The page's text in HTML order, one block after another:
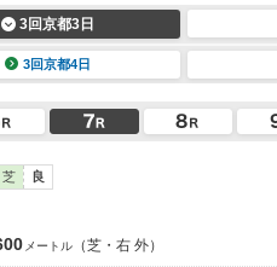
3回京都3日
3回京都4日
芝 良
メートル （芝・右 外）